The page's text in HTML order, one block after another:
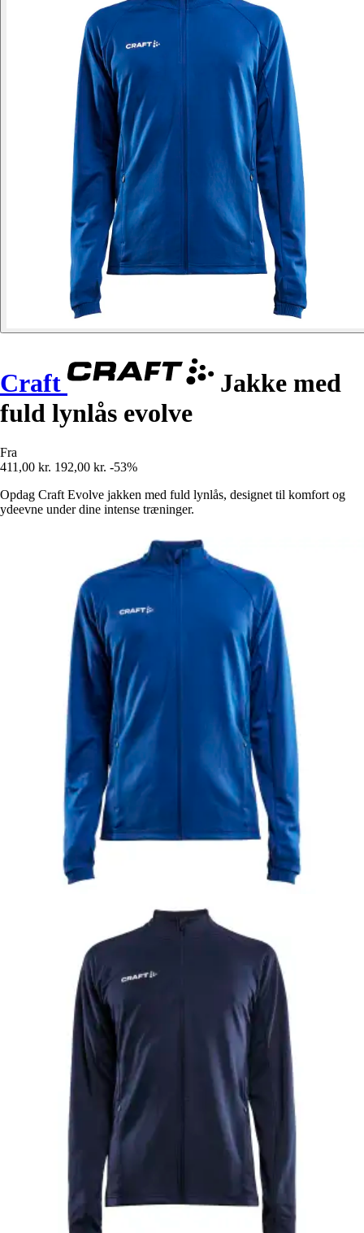
Craft
Jakke med
fuld lynlås evolve
Fra
411,00 kr. 192,00 kr. -53%
Opdag Craft Evolve jakken med fuld lynlås, designet til komfort og
ydeevne under dine intense træninger.